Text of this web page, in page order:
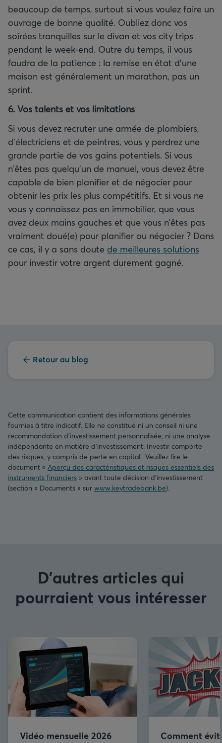
beaucoup de temps, surtout si vous voulez faire un
ouvrage de bonne qualité. Oubliez donc vos
soirées tranquilles sur le divan et vos city trips
pendant le week-end. Outre du temps, il vous
faudra de la patience : la remise en état d’une
maison est généralement un marathon, pas un
sprint.
6. Vos talents et vos limitations
Si vous devez recruter une armée de plombiers,
d’électriciens et de peintres, vous y perdrez une
grande partie de vos gains potentiels. Si vous
n’êtes pas quelqu’un de manuel, vous devez être
capable de bien planifier et de négocier pour
obtenir les prix les plus compétitifs. Et si vous ne
vous y connaissez pas en immobilier, que vous
avez deux mains gauches et que vous n’êtes pas
vraiment doué(e) pour planifier ou négocier ? Dans
ce cas, il y a sans doute de meilleures solutions
pour investir votre argent durement gagné.
Retour au blog
Cette communication contient des informations générales
fournies à titre indicatif. Elle ne constitue ni un conseil ni une
recommandation d’investissement personnalisée, ni une analyse
indépendante en matière d’investissement. Investir comporte
des risques, y compris de perte en capital.. Veuillez lire le
document « Aperçu des caractéristiques et risques essentiels des
instruments financiers » avant toute décision d’investissement
(section « Documents » sur www.keytradebank.be).
D'autres articles qui
pourraient vous intéresser
Vidéo mensuelle 2026
Comment